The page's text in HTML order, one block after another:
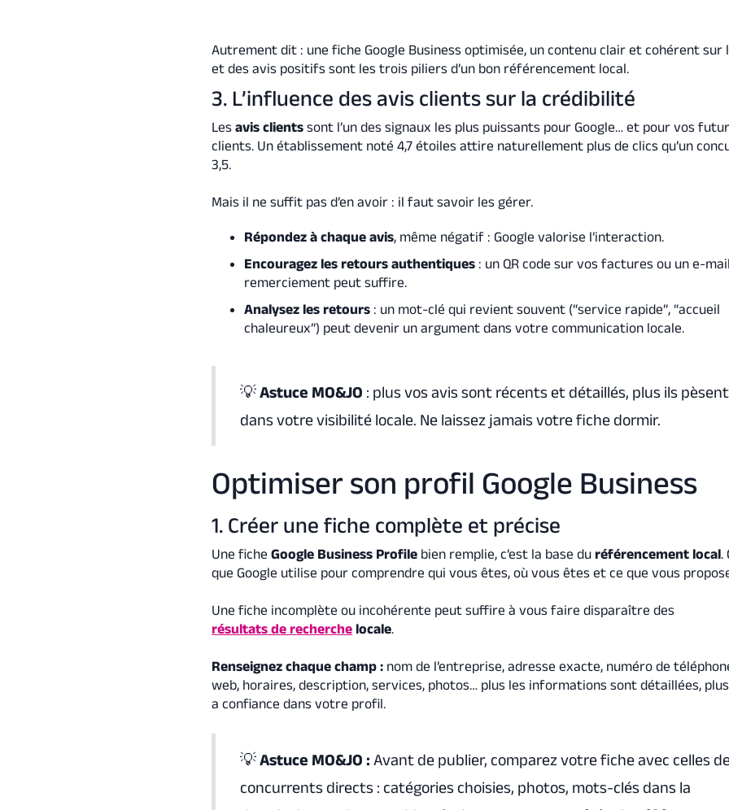
Autrement dit : une fiche Google Business optimisée, un contenu clair et cohérent sur
et des avis positifs sont les trois piliers d’un bon référencement local.
3. L’influence des avis clients sur la crédibilité
Lesavis clients sont l’un des signaux les plus puissants pour Google… et pour vos
clients. Un établissement noté 4,7 étoiles attire naturellement plus de clics qu’un
3,5.
Mais il ne suffit pas d’en avoir : il faut savoir les gérer.
Répondez à chaque avis, même négatif : Google valorise l’interaction.
Encouragez les retours authentiques : un QR code sur vos factures ou un e-
remerciement peut suffire.
Analysez les retours : un mot-clé qui revient souvent (“service rapide”, “accueil
chaleureux”) peut devenir un argument dans votre communication locale.
💡Astuce MO&JO : plus vos avis sont récents et détaillés, plus ils pèsent
dans votre visibilité locale. Ne laissez jamais votre fiche dormir.
Optimiser son profil Google Business
1. Créer une fiche complète et précise
Une ficheGoogle Business Profile bien remplie, c’est la base duréférencement local.
que Google utilise pour comprendre qui vous êtes, où vous êtes et ce que vous
Une fiche incomplète ou incohérente peut suffire à vous faire disparaître des
résultats de recherche locale.
Renseignez chaque champ : nom de l’entreprise, adresse exacte, numéro de
web, horaires, description, services, photos… plus les informations sont détaillées,
a confiance dans votre profil.
💡Astuce MO&JO : Avant de publier, comparez votre fiche avec celles
concurrents directs : catégories choisies, photos, mots-clés dans la